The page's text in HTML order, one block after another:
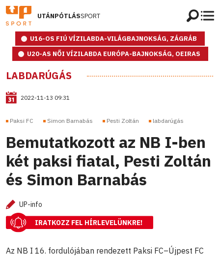
UTÁNPÓTLÁSSPORT
U16-OS FIÚ VÍZILABDA-VILÁGBAJNOKSÁG, ZÁGRÁB
U20-AS NŐI VÍZILABDA EURÓPA-BAJNOKSÁG, OEIRAS
LABDARÚGÁS
2022-11-13 09:31
Paksi FC Simon Barnabás Pesti Zoltán labdarúgás
Bemutatkozott az NB I-ben
két paksi fiatal, Pesti Zoltán
és Simon Barnabás
UP-info
IRATKOZZ FEL HÍRLEVELÜNKRE!
Az NB I 16. fordulójában rendezett Paksi FC–Újpest FC